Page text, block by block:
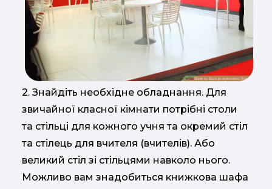
2. Знайдіть необхідне обладнання. Для
звичайної класної кімнати потрібні столи
та стільці для кожного учня та окремий стіл
та стілець для вчителя (вчителів). Або
великий стіл зі стільцями навколо нього.
Можливо вам знадобиться книжкова шафа